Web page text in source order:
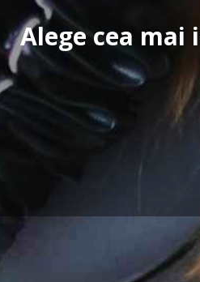
Alege cea mai